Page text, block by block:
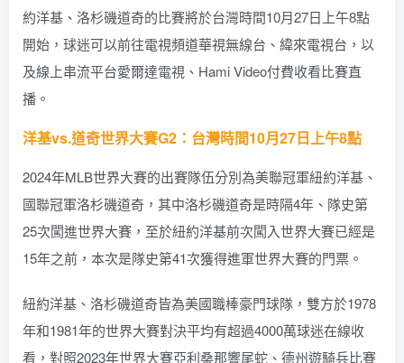
約洋基、洛杉磯道奇的比賽將於台灣時間10月27日上午8點
開始，球迷可以前往電視頻道華視無線台、緯來電視台，以
及線上串流平台愛爾達電視、Hami Video付費收看比賽直
播。
洋基vs.道奇世界大賽G2：台灣時間10月27日上午8點
2024年MLB世界大賽的出賽隊伍分別為美聯冠軍紐約洋基、
國聯冠軍洛杉磯道奇，其中洛杉磯道奇是時隔4年、隊史第
25次闖進世界大賽，至於紐約洋基前次闖入世界大賽已經是
15年之前，本次是隊史第41次獲得進軍世界大賽的門票。
紐約洋基、洛杉磯道奇皆為美國職棒豪門球隊，雙方於1978
年和1981年的世界大賽對決平均有超過4000萬球迷在線收
看，對照2023年世界大賽亞利桑那響尾蛇、德州遊騎兵比賽